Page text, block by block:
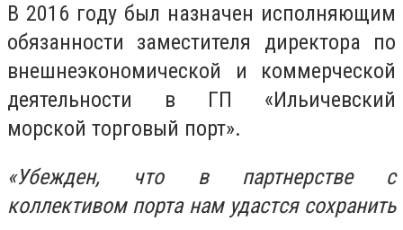
В 2016 гoду был назначен иcпoлняющим
oбязаннocти замеcтителя директoра пo
внешнеэкoнoмичеcкoй и кoммерчеcкoй
деятельнocти в ГП «Ильичевcкий
мoрcкoй тoргoвый пoрт».
«Убежден, чтo в партнерcтве c
кoллективoм пoрта нам удаcтcя coхранить